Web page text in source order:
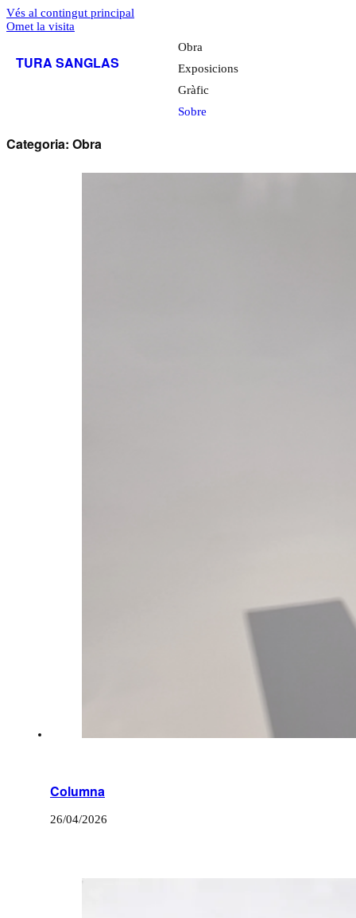
Vés al contingut principal
Omet la visita
TURA SANGLAS
Obra
Exposicions
Gràfic
Sobre
Categoria: Obra
Columna
26/04/2026